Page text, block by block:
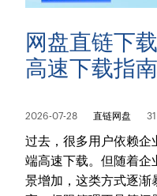
网盘直链下
高速下载指南
2026-07-28 直链网盘 31
过去，很多用户依赖企
端高速下载。但随着企
景增加，这类方式逐